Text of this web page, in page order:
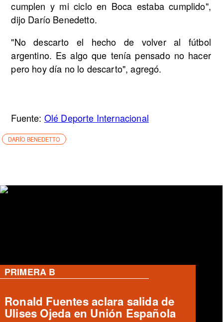
cumplen y mi ciclo en Boca estaba cumplido",
dijo Darío Benedetto.
"No descarto el hecho de volver al fútbol
argentino. Es algo que tenía pensado no hacer
pero hoy día no lo descarto", agregó.
Fuente: Olé Deporte Internacional
DARÍO BENEDETTO
PRIMERA B
Accidente fatal entre furgón y bus
de Deportes Temuco